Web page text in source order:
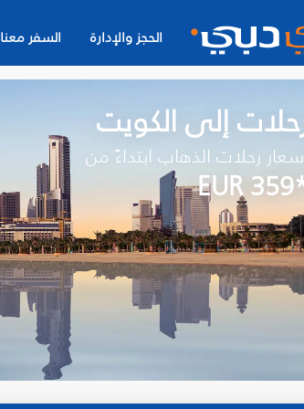
الحجز والإدارة السفر معنا
إلى الكويت
رحلات الذهاب ابتداءً من